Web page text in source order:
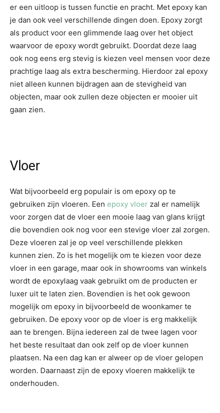
er een uitloop is tussen functie en pracht. Met epoxy kan
je dan ook veel verschillende dingen doen. Epoxy zorgt
als product voor een glimmende laag over het object
waarvoor de epoxy wordt gebruikt. Doordat deze laag
ook nog eens erg stevig is kiezen veel mensen voor deze
prachtige laag als extra bescherming. Hierdoor zal epoxy
niet alleen kunnen bijdragen aan de stevigheid van
objecten, maar ook zullen deze objecten er mooier uit
gaan zien.
Vloer
Wat bijvoorbeeld erg populair is om epoxy op te
gebruiken zijn vloeren. Een epoxy vloer zal er namelijk
voor zorgen dat de vloer een mooie laag van glans krijgt
die bovendien ook nog voor een stevige vloer zal zorgen.
Deze vloeren zal je op veel verschillende plekken
kunnen zien. Zo is het mogelijk om te kiezen voor deze
vloer in een garage, maar ook in showrooms van winkels
wordt de epoxylaag vaak gebruikt om de producten er
luxer uit te laten zien. Bovendien is het ook gewoon
mogelijk om epoxy in bijvoorbeeld de woonkamer te
gebruiken. De epoxy voor op de vloer is erg makkelijk
aan te brengen. Bijna iedereen zal de twee lagen voor
het beste resultaat dan ook zelf op de vloer kunnen
plaatsen. Na een dag kan er alweer op de vloer gelopen
worden. Daarnaast zijn de epoxy vloeren makkelijk te
onderhouden.